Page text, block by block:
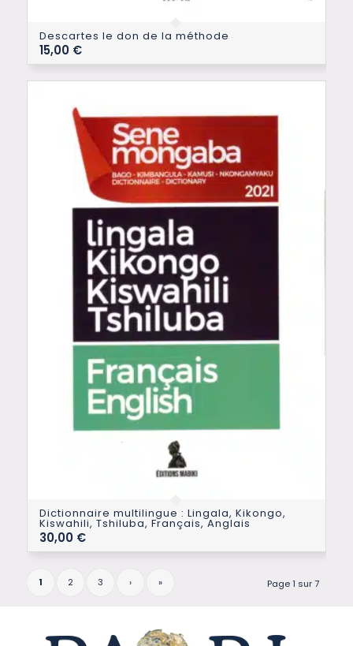
Descartes le don de la méthode
15,00 €
Dictionnaire multilingue : Lingala, Kikongo,
Kiswahili, Tshiluba, Français, Anglais
30,00 €
Page 1 sur 7
1 2 3 › »